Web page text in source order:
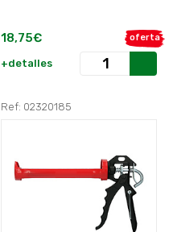
oferta
18,75€
+detalles
Ref: 02320185